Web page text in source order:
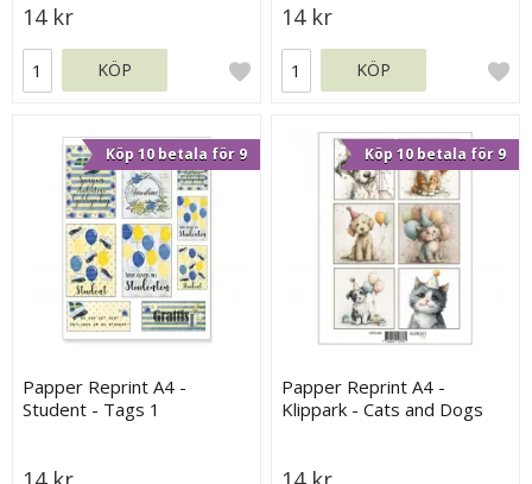
14 kr
KÖP
14 kr
KÖP
Köp 10 betala för 9
Papper Reprint A4 -
Student - Tags 1
Köp 10 betala för 9
Papper Reprint A4 -
Klippark - Cats and Dogs